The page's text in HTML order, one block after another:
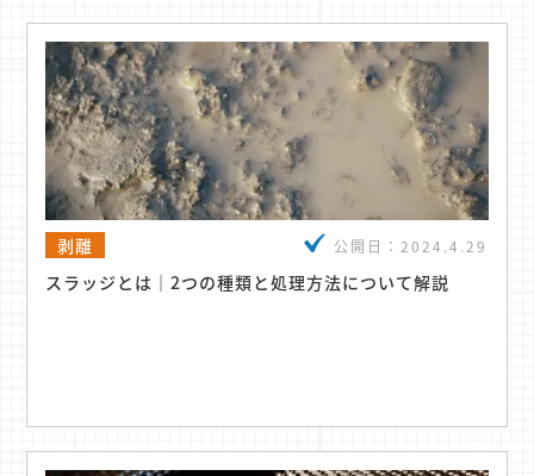
剥離 公開日： 2024.4.29
スラッジとは｜2つの種類と処理方法について解説